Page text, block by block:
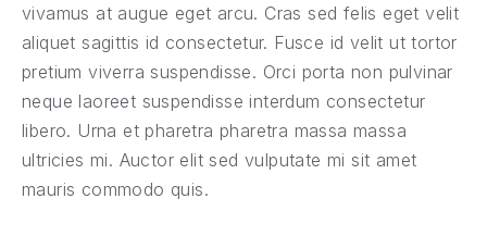
vivamus at augue eget arcu. Cras sed felis eget velit
aliquet sagittis id consectetur. Fusce id velit ut tortor
pretium viverra suspendisse. Orci porta non pulvinar
neque laoreet suspendisse interdum consectetur
libero. Urna et pharetra pharetra massa massa
ultricies mi. Auctor elit sed vulputate mi sit amet
mauris commodo quis.